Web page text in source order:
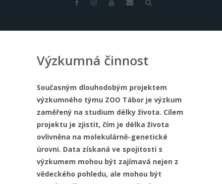
Výzkumná činnost
Současným dlouhodobým projektem
výzkumného týmu ZOO Tábor je výzkum
zaměřený na studium délky života. Cílem
projektu je zjistit, čím je délka života
ovlivněna na molekulárně-genetické
úrovni. Data získaná ve spojitosti s
výzkumem mohou být zajímavá nejen z
vědeckého pohledu, ale mohou být